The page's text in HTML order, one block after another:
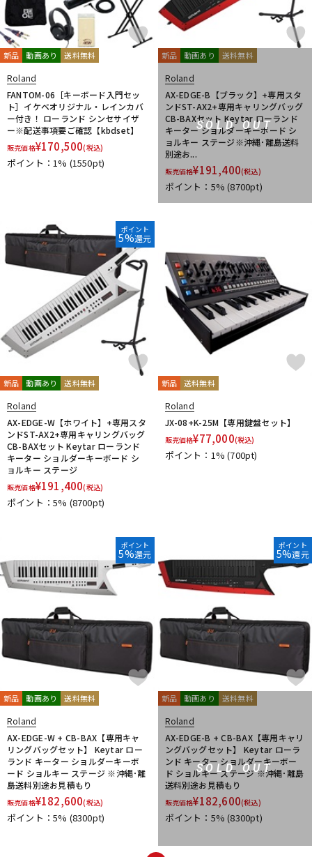
新品 動画あり 送料無料
Roland
FANTOM-06［キーボード入門セッ
ト］イケベオリジナル・レインカバ
ー付き！ ローランド シンセサイザ
ー※配送事項要ご確認【kbdset】
販売価格¥170,500(税込)
ポイント：1% (1550pt)
SOLD OUT
新品 動画あり 送料無料
Roland
AX-EDGE-B【ブラック】+専用スタ
ンドST-AX2+専用キャリングバッグ
CB-BAXセット Keytar ローランド
キーター ショルダーキーボード シ
ョルキー ステージ※沖縄･離島送料
別途お...
販売価格¥191,400(税込)
ポイント：5%(8700pt)
ポイント
5%還元
新品 動画あり 送料無料
Roland
AX-EDGE-W【ホワイト】+専用スタ
ンドST-AX2+専用キャリングバッグ
CB-BAXセット Keytar ローランド
キーター ショルダーキーボード シ
ョルキー ステージ
販売価格¥191,400(税込)
ポイント：5% (8700pt)
新品 送料無料
Roland
JX-08+K-25M【専用鍵盤セット】
販売価格¥77,000(税込)
ポイント：1%(700pt)
ポイント
5%還元
新品 動画あり 送料無料
Roland
AX-EDGE-W + CB-BAX【専用キャ
リングバッグセット】 Keytar ロー
ランド キーター ショルダーキーボ
ード ショルキー ステージ ※沖縄･離
島送料別途お見積もり
販売価格¥182,600(税込)
ポイント：5% (8300pt)
SOLD OUT
ポイント
5%還元
新品 動画あり 送料無料
Roland
AX-EDGE-B + CB-BAX【専用キャリ
ングバッグセット】 Keytar ローラ
ンド キーター ショルダーキーボー
ド ショルキー ステージ ※沖縄･離島
送料別途お見積もり
販売価格¥182,600(税込)
ポイント：5%(8300pt)